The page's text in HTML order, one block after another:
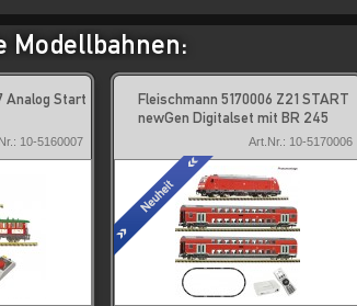
Modellbahnen:
Analog Start
10-5160007
Fleischmann 5170006 Z21 START
newGen Digitalset mit BR 245
Art.Nr.: 10-5170006